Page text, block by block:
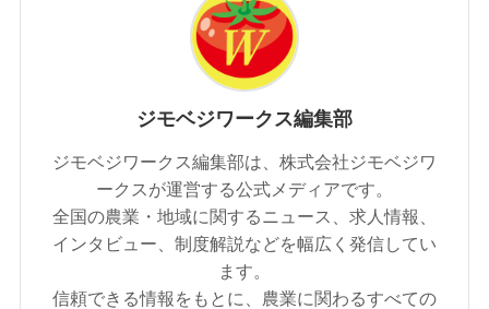
ジモベジワークス編集部
ジモベジワークス編集部は、株式会社ジモベジワ
ークスが運営する公式メディアです。
全国の農業・地域に関するニュース、求人情報、
インタビュー、制度解説などを幅広く発信してい
ます。
信頼できる情報をもとに、農業に関わるすべての